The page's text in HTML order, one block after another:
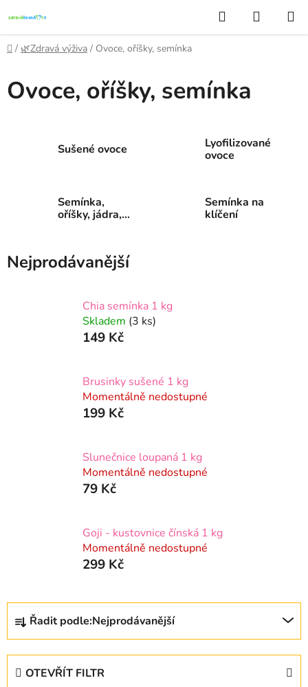
na
obsah
Hledat
KOŠÍK
Domů
/ 🌿Zdravá výživa / Ovoce, oříšky, semínka
Ovoce, oříšky, semínka
Sušené ovoce
Lyofilizované
ovoce
Semínka,
oříšky, jádra,
Semínka na
klíčení
Nejprodávanější
Chia semínka 1 kg
Skladem (3 ks)
149 Kč
Brusinky sušené 1 kg
Momentálně nedostupné
199 Kč
Slunečnice loupaná 1 kg
Momentálně nedostupné
79 Kč
Goji - kustovnice čínská 1 kg
Momentálně nedostupné
299 Kč
Ř
z
Řadit podle:Nejprodávanější
OTEVŘÍT FILTR